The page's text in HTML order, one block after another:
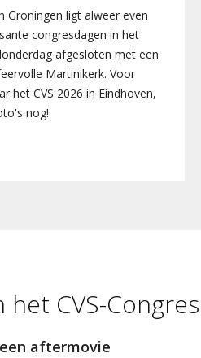
Groningen ligt alweer even
congresdagen in het
afgesloten met een
Martinikerk. Voor
het CVS 2026 in Eindhoven,
nog!
het CVS-Congres
aftermovie